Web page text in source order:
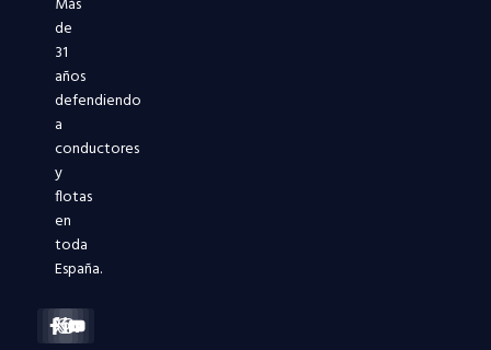
de
31
años
defendiendo
a
conductores
y
flotas
en
toda
España.
Facebook-
f
X-
twitter
Instagram
Linkedin-
in
Youtube